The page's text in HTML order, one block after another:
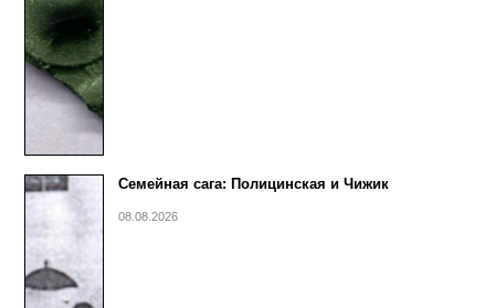
Семейная сага: Полицинская и Чижик
08.08.2026